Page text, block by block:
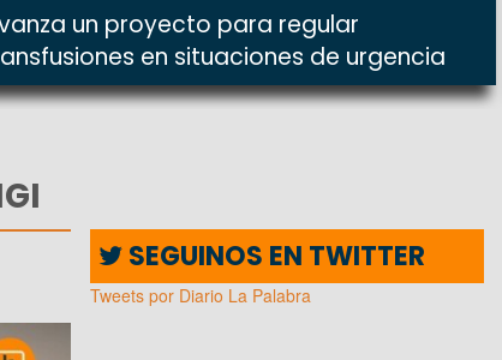
un proyecto para regular
en situaciones de urgencia
SEGUINOS EN TWITTER
Tweets por Diario La Palabra